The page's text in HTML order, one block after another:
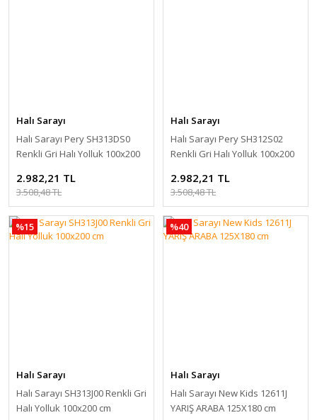
Halı Sarayı
Halı Sarayı Pery SH313DS0
Renkli Gri Halı Yolluk 100x200
2.982,21 TL
3.508,48 TL
Halı Sarayı
Halı Sarayı Pery SH312S02
Renkli Gri Halı Yolluk 100x200
2.982,21 TL
3.508,48 TL
%15
Halı Sarayı
Halı Sarayı SH313J00 Renkli Gri
Halı Yolluk 100x200 cm
%40
Halı Sarayı
Halı Sarayı New Kids 12611J
YARIŞ ARABA 125X180 cm